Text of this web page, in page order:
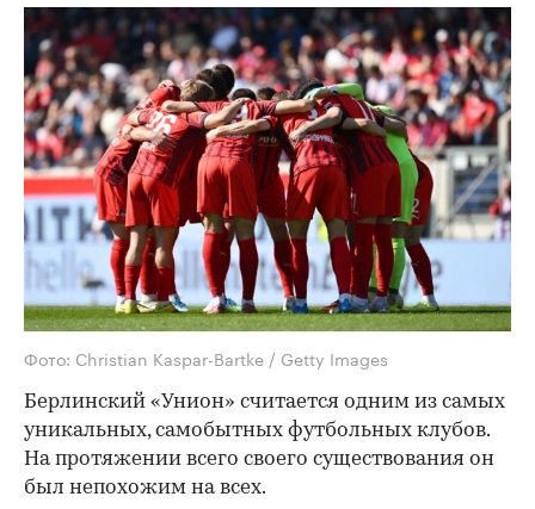
Фото: Christian Kaspar-Bartke / Getty Images
Берлинский «Унион» считается одним из самых
уникальных, самобытных футбольных клубов.
На протяжении всего своего существования он
был непохожим на всех.